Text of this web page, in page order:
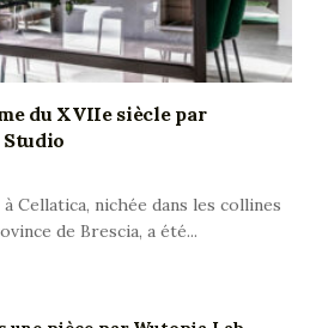
du XVIIe siècle par
Cellatica, nichée dans les collines
de Brescia, a été...